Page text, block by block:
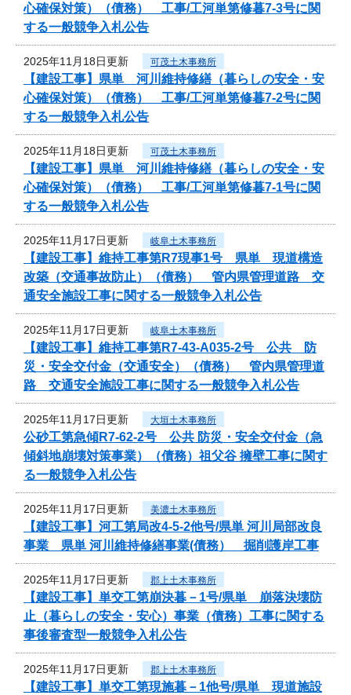
心確保対策）（債務） 工事/工河単第修暮7-3号に関
する一般競争入札公告
2025年11月18日更新 可茂土木事務所
【建設工事】県単 河川維持修繕（暮らしの安全・安
心確保対策）（債務） 工事/工河単第修暮7-2号に関
する一般競争入札公告
2025年11月18日更新 可茂土木事務所
【建設工事】県単 河川維持修繕（暮らしの安全・安
心確保対策）（債務） 工事/工河単第修暮7-1号に関
する一般競争入札公告
2025年11月17日更新 岐阜土木事務所
【建設工事】維持工事第R7現事1号 県単 現道構造
改築（交通事故防止）（債務） 管内県管理道路 交
通安全施設工事に関する一般競争入札公告
2025年11月17日更新 岐阜土木事務所
【建設工事】維持工事第R7-43-A035-2号 公共 防
災・安全交付金（交通安全）（債務） 管内県管理道
路 交通安全施設工事に関する一般競争入札公告
2025年11月17日更新 大垣土木事務所
公砂工第急傾R7-62-2号 公共 防災・安全交付金（急
傾斜地崩壊対策事業）（債務）祖父谷 擁壁工事に関す
る一般競争入札公告
2025年11月17日更新 美濃土木事務所
【建設工事】河工第局改4-5-2他号/県単 河川局部改良
事業 県単 河川維持修繕事業(債務） 掘削護岸工事
2025年11月17日更新 郡上土木事務所
【建設工事】単交工第崩決暮－1号/県単 崩落決壊防
止（暮らしの安全・安心）事業（債務）工事に関する
事後審査型一般競争入札公告
2025年11月17日更新 郡上土木事務所
【建設工事】単交工第現施暮－1他号/県単 現道施設